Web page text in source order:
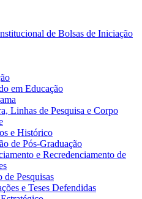
de Bolsas de Iniciação
em Educação
Linhas de Pesquisa e Corpo
e Histórico
de Pós-Graduação
e Recredenciamento de
de Pesquisas
e Teses Defendidas